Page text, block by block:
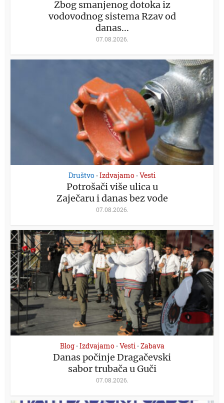
Zbog smanjenog dotoka iz
vodovodnog sistema Rzav od
danas...
07.08.2026.
Društvo • Izdvajamo • Vesti
Potrošači više ulica u
Zaječaru i danas bez vode
07.08.2026.
Blog • Izdvajamo • Vesti • Zabava
Danas počinje Dragačevski
sabor trubača u Guči
07.08.2026.